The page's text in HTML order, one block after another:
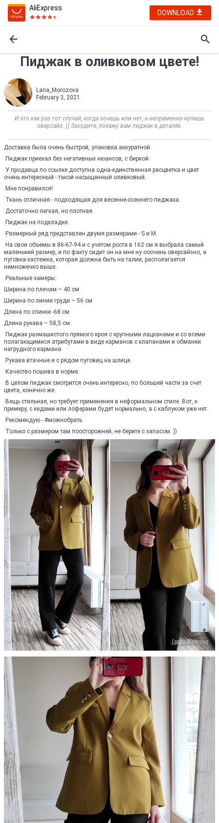
AliExpress
DOWNLOAD
Пиджак в оливковом цвете!
Lana_Morozova
February 3, 2021
И это как раз тот случай, когда хочешь или нет, а непременно купишь
оверсайз. )) Заходите, покажу вам пиджак в деталях.
Доставка была очень быстрой, упаковка аккуратной.
Пиджак приехал без негативных нюансов, с биркой.
У продавца по ссылке доступна одна-единственная расцветка и цвет
очень интересный - такой насыщенный оливковый.
Мне понравился!
Ткань отличная - подходящая для весенне-осеннего пиджака.
Достаточно легкая, но плотная.
Пиджак на подкладке.
Размерный ряд представлен двумя размерами - S и М.
На свои объемы в 86-67-94 и с учетом роста в 162 см я выбрала самый
маленький размер, и по факту сидит он на мне ну ооочень оверсайзно, а
пуговка-застежка, которая должна быть на талии, располагается
немножечко выше.
Реальные замеры:
Ширина по плечам – 40 см
Ширина по линии груди – 56 см
Длина по спинке -68 см
Длина рукава – 58,5 см
Пиджак размашистого прямого кроя с крупными лацканами и со всеми
полагающимися атрибутами в виде карманов с клапанами и обманки
нагрудного кармана.
Рукава втачные и с рядом пуговиц на шлице.
Качество пошива в норме.
В целом пиджак смотрится очень интересно, по большей части за счет
цвета, конечно же.
Вещь стильная, но требует применения в неформальном стиле. Вот, к
примеру, с кедами или лоферами будет нормально, а с каблуком уже нет.
Рекомендую - #можнобрать
Только с размером там поосторожней, не берите с запасом. ))